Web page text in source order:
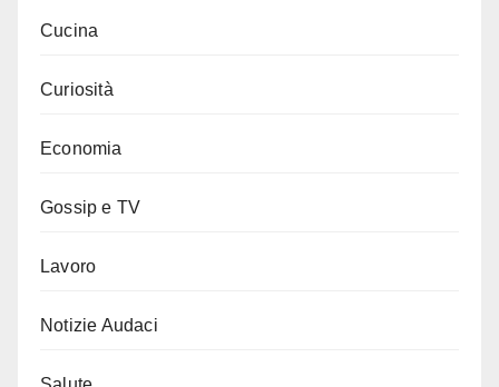
Cucina
Curiosità
Economia
Gossip e TV
Lavoro
Notizie Audaci